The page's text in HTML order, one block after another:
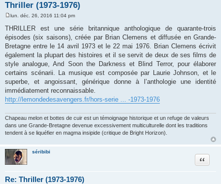
Thriller (1973-1976)
e
s
s
g
e
lun. déc. 26, 2016 11:04 pm
THRILLER est une série britannique anthologique de quarante-trois
épisodes (six saisons), créée par Brian Clemens et diffusée en Grande-
Bretagne entre le 14 avril 1973 et le 22 mai 1976. Brian Clemens écrivit
également la plupart des histoires et il se servit de deux de ses films de
style analogue, And Soon the Darkness et Blind Terror, pour élaborer
certains scénarii. La musique est composée par Laurie Johnson, et le
superbe, et angoissant, générique donne à l’anthologie une identité
immédiatement reconnaissable.
http://lemondedesavengers.fr/hors-serie ... -1973-1976
Chapeau melon et bottes de cuir est un témoignage historique et un refuge de valeurs
dans une Grande-Bretagne devenue excessivement multiculturelle dont les traditions
tendent à se liquéfier en magma insipide (critique de Bright Horizon).
séribibi
Re: Thriller (1973-1976)
Citation